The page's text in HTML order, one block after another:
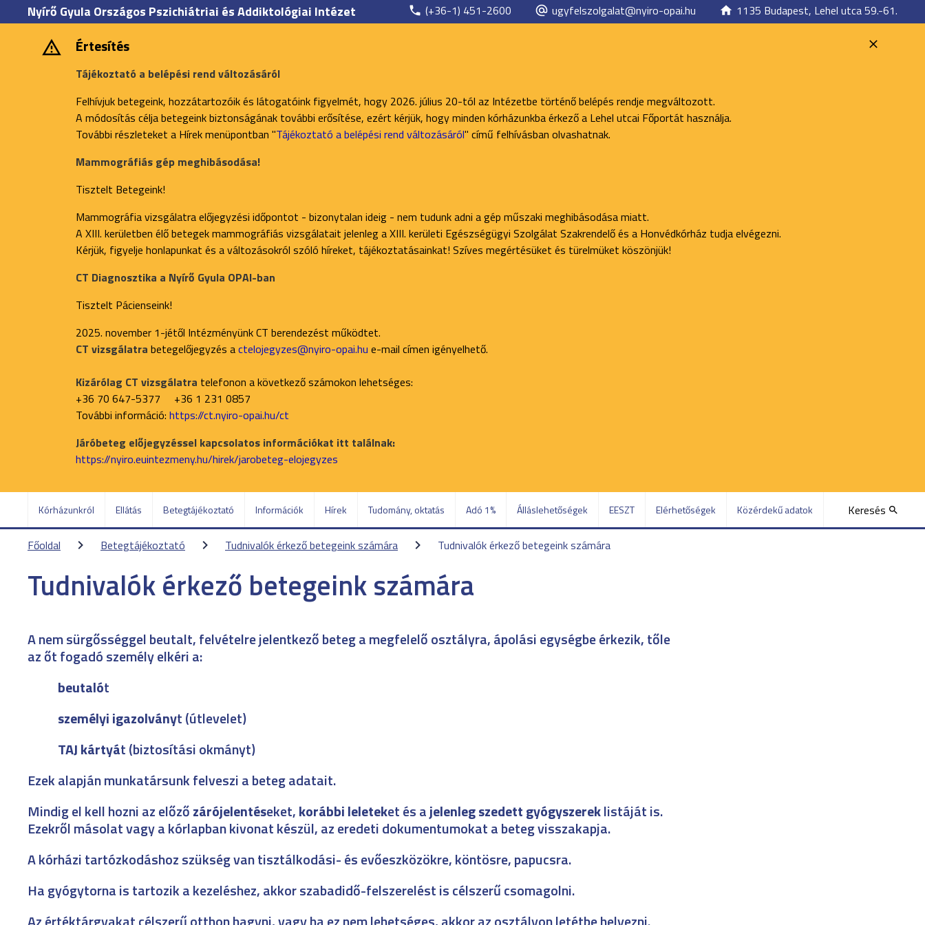
Nyírő Gyula Országos Pszichiátriai és Addiktológiai Intézet (+36-1) 451-2600 ugyfelszolgalat@nyiro-opai.hu 1135 Budapest, Lehel utca 59.-61.
Értesítés
Tájékoztató a belépési rend változásáról
Felhívjuk betegeink, hozzátartozóik és látogatóink figyelmét, hogy 2026. július 20-tól az Intézetbe történő belépés rendje megváltozott.
A módosítás célja betegeink biztonságának további erősítése, ezért kérjük, hogy minden kórházunkba érkező a Lehel utcai Főportát használja.
További részleteket a Hírek menüpontban "Tájékoztató a belépési rend változásáról" című felhívásban olvashatnak.
Mammográfiás gép meghibásodása!
Tisztelt Betegeink!
Mammográfia vizsgálatra előjegyzési időpontot - bizonytalan ideig - nem tudunk adni a gép műszaki meghibásodása miatt.
A XIII. kerületben élő betegek mammográfiás vizsgálatait jelenleg a XIII. kerületi Egészségügyi Szolgálat Szakrendelő és a Honvédkórház tudja elvégezni.
Kérjük, figyelje honlapunkat és a változásokról szóló híreket, tájékoztatásainkat! Szíves megértésüket és türelmüket köszönjük!
CT Diagnosztika a Nyírő Gyula OPAI-ban
Tisztelt Pácienseink!
2025. november 1-jétől Intézményünk CT berendezést működtet.
CT vizsgálatra betegelőjegyzés actelojegyzes@nyiro-opai.hu e-mail címen igényelhető.
Kizárólag CT vizsgálatra telefonon a következő számokon lehetséges:
+36 70 647-5377 +36 1 231 0857
További információ: https://ct.nyiro-opai.hu/ct
Járóbeteg előjegyzéssel kapcsolatos információkat itt találnak:
https://nyiro.euintezmeny.hu/hirek/jarobeteg-elojegyzes
Kórházunkról Ellátás Betegtájékoztató Információk Hírek Tudomány, oktatás Adó 1% Álláslehetőségek EESZT Elérhetőségek Közérdekű adatok Keresés
Főoldal Betegtájékoztató Tudnivalók érkező betegeink számára Tudnivalók érkező betegeink számára
Tudnivalók érkező betegeink számára
A nem sürgősséggel beutalt, felvételre jelentkező beteg a megfelelő osztályra, ápolási egységbe érkezik, tőle
az őt fogadó személy elkéri a:
beutalót
személyi igazolványt (útlevelet)
TAJ kártyát (biztosítási okmányt)
Ezek alapján munkatársunk felveszi a beteg adatait.
Mindig el kell hozni az előzőzárójelentéseket,korábbi leleteket és ajelenleg szedett gyógyszereklistáját is.
Ezekről másolat vagy a kórlapban kivonat készül, az eredeti dokumentumokat a beteg visszakapja.
A kórházi tartózkodáshoz szükség van tisztálkodási- és evőeszközökre, köntösre, papucsra.
Ha gyógytorna is tartozik a kezeléshez, akkor szabadidő-felszerelést is célszerű csomagolni.